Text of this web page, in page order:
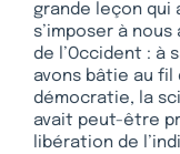
grande leçon qui
s’imposer à
de l’Occident : à
avons bâtie au fil
démocratie, la
avait peut-être
libération de